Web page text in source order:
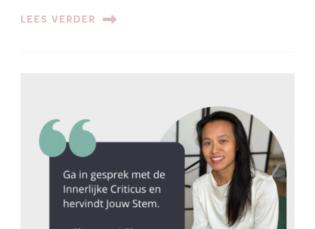
LEES VERDER